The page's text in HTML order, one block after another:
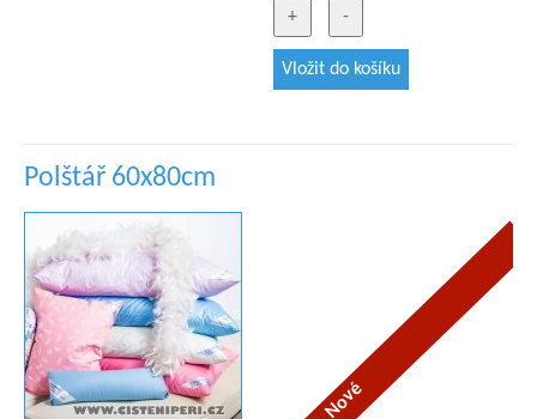
Polštář 60x80cm